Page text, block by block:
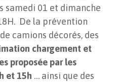
samedi 01 et dimanche
De la prévention
camions décorés, des
chargement et
proposée par les
et 15h … ainsi que des